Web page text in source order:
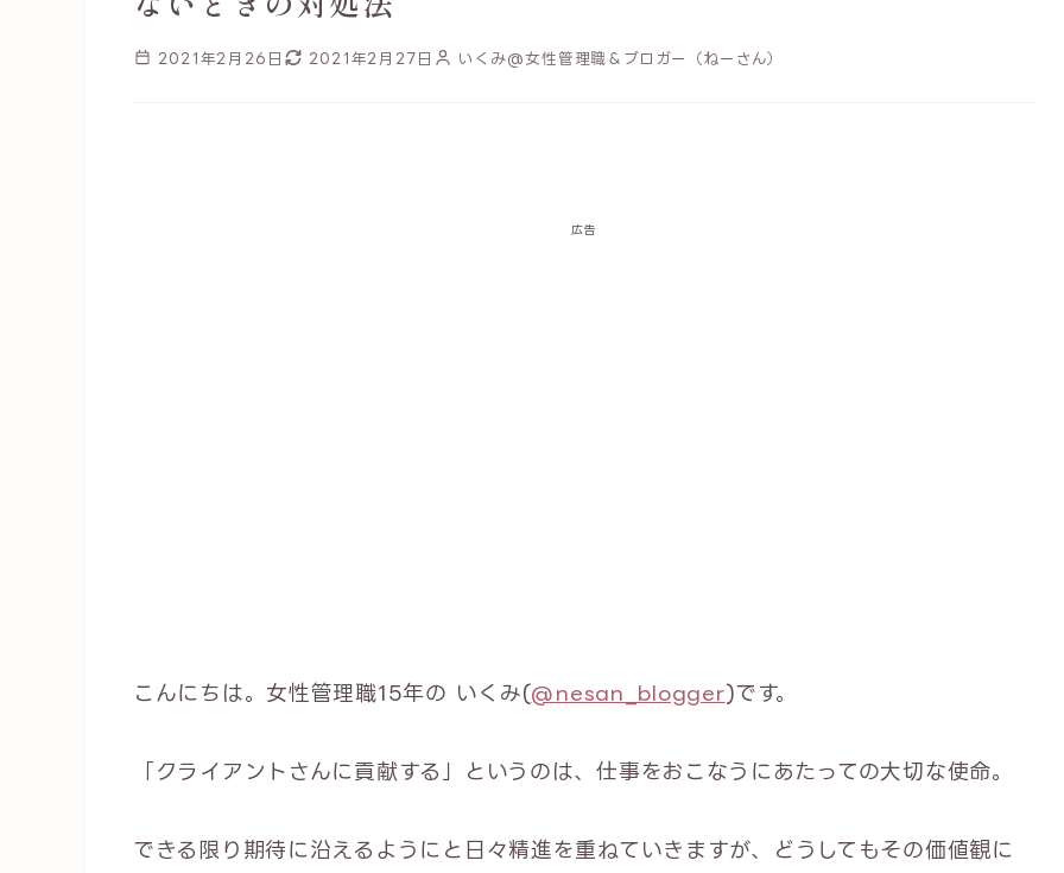
2021年2月26日 2021年2月27日 いくみ@女性管理職＆ブロガー（ねーさん）
広告
こんにちは。女性管理職15年の いくみ(@nesan_blogger)です。
「クライアントさんに貢献する」というのは、仕事をおこなうにあたっての大切な使命。
できる限り期待に沿えるようにと日々精進を重ねていきますが、どうしてもその価値観に